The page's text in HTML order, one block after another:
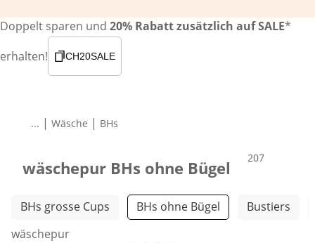
Doppelt sparen und 20% Rabatt zusätzlich auf SALE*
erhalten!
CH20SALE
... | Wäsche | BHs
wäschepur BHs ohne Bügel Produkte
207
Weitere Kategorien überspringen
BHs grosse Cups BHs ohne Bügel
Bustiers
wäschepur